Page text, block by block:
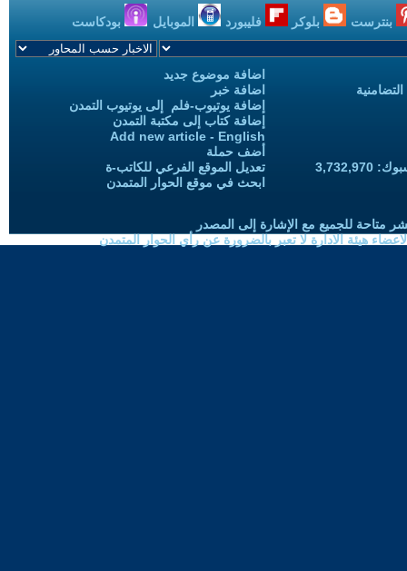
بنترست بلوكر فليبورد الموبايل بودكاست
اضافة موضوع جديد
اضافة خبر
إضافة يوتيوب-فلم إلى يوتيوب التمدن
إضافة كتاب إلى مكتبة التمدن
Add new article - English
أضف حملة
تعديل الموقع الفرعي للكاتب-ة
ابحث في موقع الحوار المتمدن
متاحة للجميع مع الإشارة إلى المصدر
هيئة الادارة لا تعبر بالضرورة عن رأي الحوار المتمدن